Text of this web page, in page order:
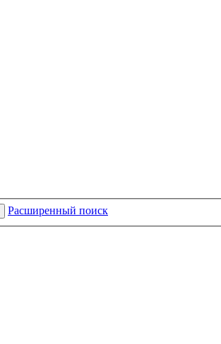
Расширенный поиск